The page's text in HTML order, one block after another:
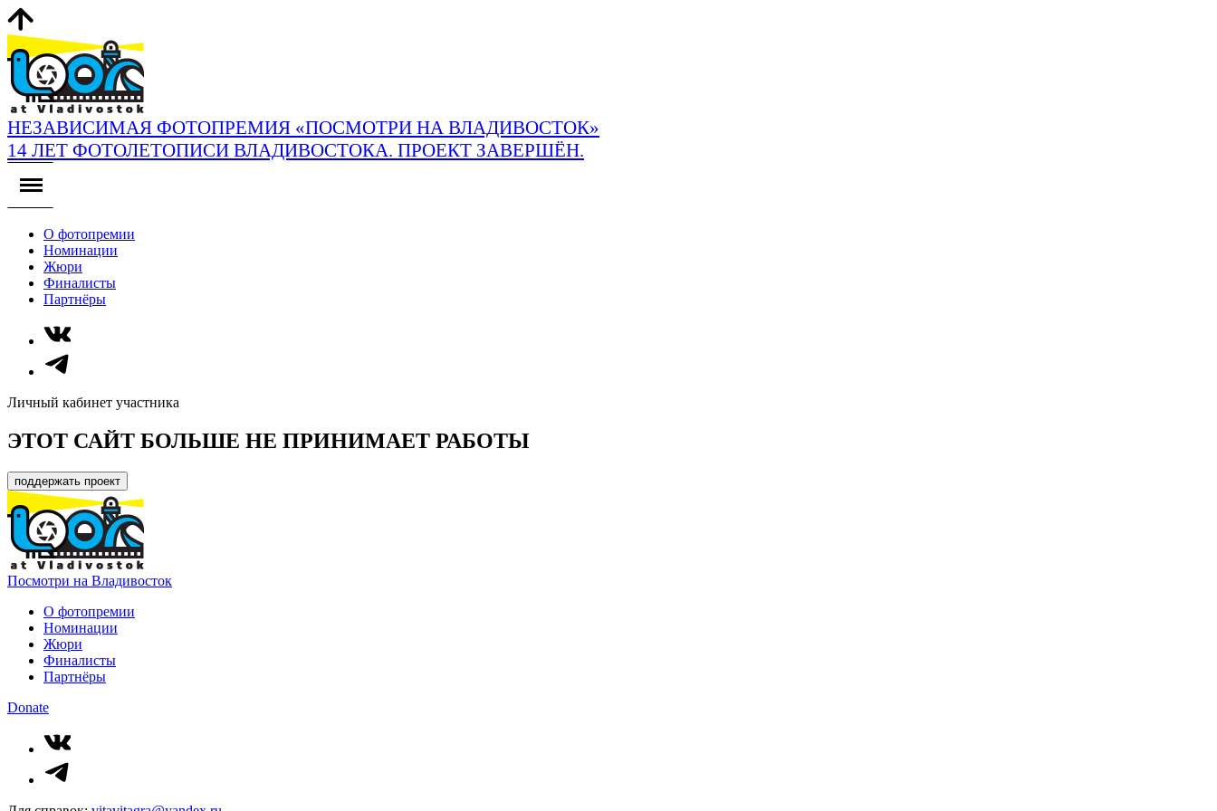
НЕЗАВИСИМАЯ ФОТОПРЕМИЯ «ПОСМОТРИ НА ВЛАДИВОСТОК»
14 ЛЕТ ФОТОЛЕТОПИСИ ВЛАДИВОСТОКА. ПРОЕКТ ЗАВЕРШЁН.
О фотопремии
Номинации
Жюри
Финалисты
Партнёры
Личный кабинет участника
ЭТОТ САЙТ БОЛЬШЕ НЕ ПРИНИМАЕТ РАБОТЫ
поддержать проект
Посмотри на Владивосток
О фотопремии
Номинации
Жюри
Финалисты
Партнёры
Donate